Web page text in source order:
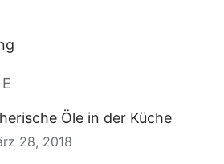
Öle in der Küche
28, 2018